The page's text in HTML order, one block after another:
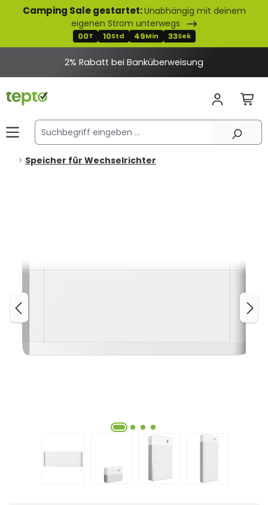
springen
Camping Sale gestartet:Unabhängig mit deinem
eigenen Strom unterwegs
00T 10Std 49Min 33Sek
2% Rabatt bei Banküberweisung
Speicher für Wechselrichter